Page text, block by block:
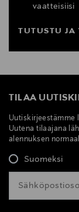
vaatteisiisi
TUTUSTU
TILAA
Uutiskirjeestämme
Uutena tilaajana
alennuksen
Suomeksi